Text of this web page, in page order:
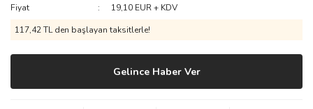
Fiyat
19,10 EUR + KDV
117,42 TL den başlayan taksitlerle!
Gelince Haber Ver